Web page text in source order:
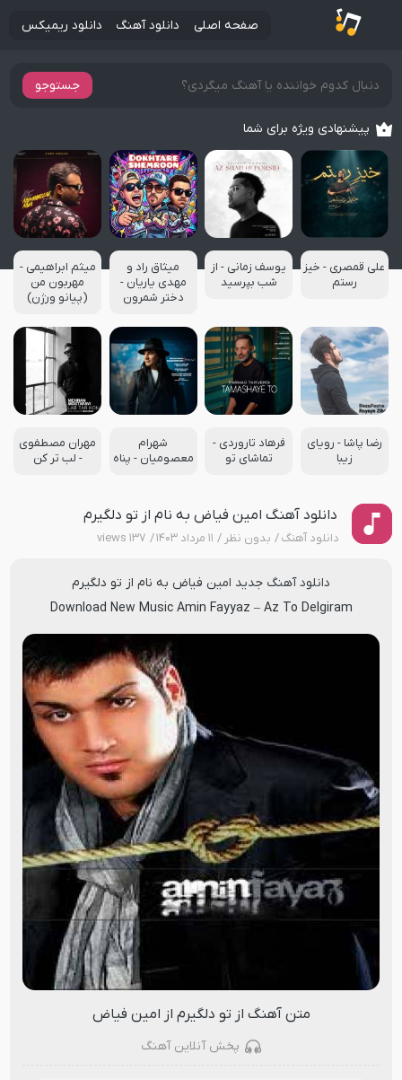
صفحه اصلی دانلود آهنگ دانلود ریمیکس
جستوجو
پیشنهادی ویژه برای شما
علی قمصری - خیز
رستم
یوسف زمانی - از
شب بپرسید
میثاق راد و
مهدی یاریان -
دختر شمرون
میثم ابراهیمی -
مهربون من
(پیانو ورژن)
رضا پاشا - رویای
زیبا
فرهاد تاروردی -
تماشای تو
شهرام
معصومیان - پناه
مهران مصطفوی
- لب تر کن
دانلود آهنگ امین فیاض به نام از تو دلگیرم
دانلود آهنگ بدون نظر ۱۱ مرداد ۱۴۰۳ ۱۳۷ views
دانلود آهنگ جدید امین فیاض به نام از تو دلگیرم
Download New Music Amin Fayyaz – Az To Delgiram
متن آهنگ از تو دلگیرم از امین فیاض
پخش آنلاین آهنگ